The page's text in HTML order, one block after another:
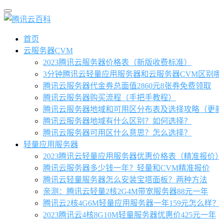
首页
云服务器CVM
2023腾讯云服务器价格表（新版收费标准）
3分钟腾讯云轻量应用服务器和云服务器CVM区别
腾讯云服务器代金券总面值2860元8张券免费领取
腾讯云服务器购买流程（手把手教程）
腾讯云服务器地域和可用区分布表及选择攻略（更
腾讯云服务器地域有什么区别？如何选择？
腾讯云服务器可用区什么意思？怎么选择？
轻量应用服务器
2023腾讯云轻量应用服务器优惠价格表（精准报价）
腾讯云服务器多少钱一年？轻量和CVM精准报价
腾讯云轻量服务器怎么安装宝塔面板？两种方法
亲测：腾讯云轻量2核2G4M带宽服务器88元一年
腾讯云2核4G6M轻量应用服务器一年159元怎么样？
2023腾讯云4核8G10M轻量服务器优惠价425元一年